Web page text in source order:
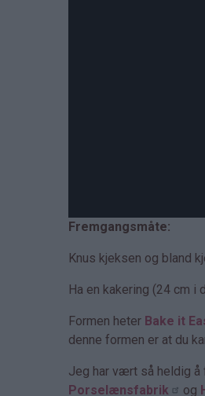
Fremgangsmåte:
Knus kjeksen og bland
Ha en kakering (24 cm
Formen heter Bake it
denne formen er at du
Jeg har vært så heldig
Porselænsfabrik
og